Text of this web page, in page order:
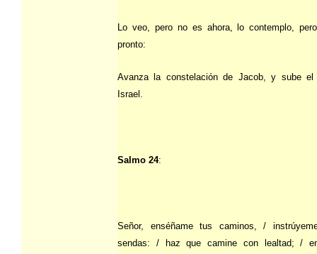
Lo veo, pero no es ahora, lo contemplo,
pronto:
Avanza la constelación de Jacob, y sube el
Israel.
Salmo 24:
Señor, enséñame tus caminos, /
sendas: / haz que camine con lealtad; /